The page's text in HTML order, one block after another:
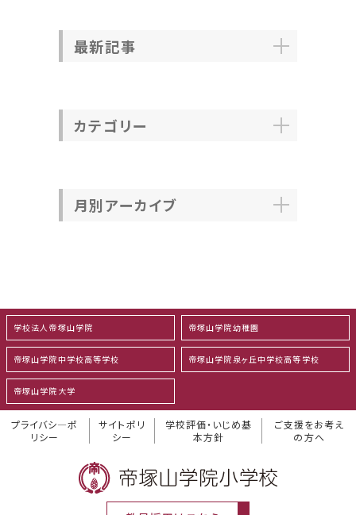
最新記事
カテゴリー
月別アーカイブ
学校法人帝塚山学院 帝塚山学院幼稚園
帝塚山学院中学校高等学校 帝塚山学院泉ヶ丘中学校高等学校
帝塚山学院大学
プライバシ―ポ
リシー
サイトポリ
シー
学校評価・いじめ基
本方針
ご支援をお考え
の方へ